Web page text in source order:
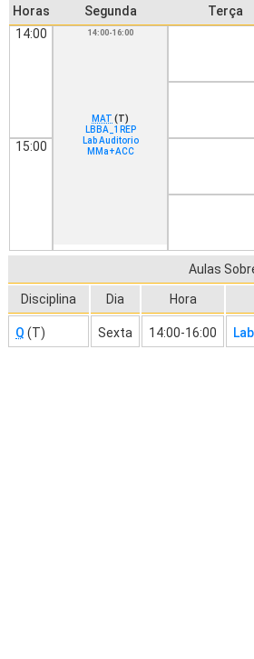
Horas Segunda
Terça
14:00
14:00-16:00
MAT (T)
LBBA_1REP
Lab Auditorio
MMa+ACC
15:00
Aulas
Disciplina Dia Hora
Q (T) Sexta 14:00-16:00